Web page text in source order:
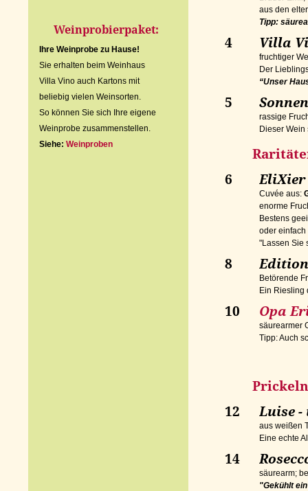
Weinprobierpaket:
Ihre Weinprobe zu Hause!
Sie erhalten beim Weinhaus
Villa Vino auch Kartons mit
beliebig vielen Weinsorten.
So können Sie sich Ihre eigene
Weinprobe zusammenstellen.
Siehe: Weinproben
aus den
Tipp: s
4 Villa
fruchtiger
Der
“Unser
5
rassige
Dieser
6
EliXier
Cuvée aus:
enorme
Bestens
oder einfach
"Lassen Sie
8
Betörende
Ein Riesling
10 Opa
säurearmer
Tipp: Auch
12
aus weißen
Eine echte
14
säurearm;
"Gekühlt